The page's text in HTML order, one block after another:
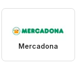
Mercadona